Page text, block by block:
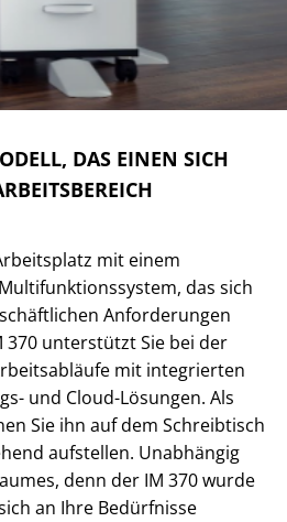
DAS EINEN SICH
mit einem
das sich
Anforderungen
370 unterstützt Sie bei der
mit integrierten
und Cloud-Lösungen. Als
Sie ihn auf dem Schreibtisch
aufstellen. Unabhängig
denn der IM 370 wurde
an Ihre Bedürfnisse